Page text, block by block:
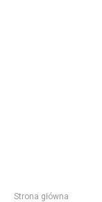
Strona główna